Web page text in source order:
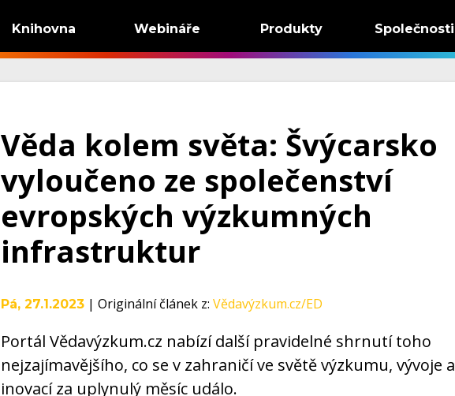
Knihovna Webináře Produkty Společnosti
Věda kolem světa: Švýcarsko
vyloučeno ze společenství
evropských výzkumných
infrastruktur
Pá, 27.1.2023 | Originální článek z: Vědavýzkum.cz/ED
Portál Vědavýzkum.cz nabízí další pravidelné shrnutí toho
nejzajímavějšího, co se v zahraničí ve světě výzkumu, vývoje a
inovací za uplynulý měsíc událo.